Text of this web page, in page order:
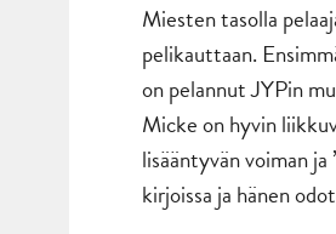
Miesten tasolla
pelikauttaan.
on pelannut JYPin
Micke on hyvin
lisääntyvän voiman
kirjoissa ja hänen